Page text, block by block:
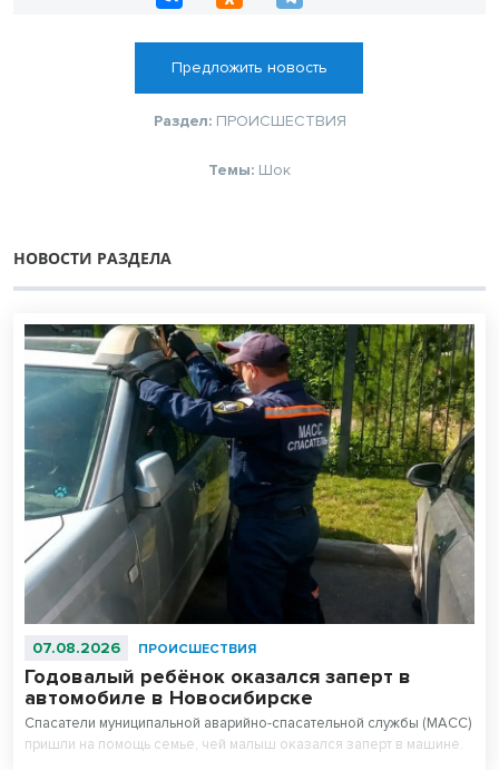
Предложить новость
Раздел: ПРОИСШЕСТВИЯ
Темы: Шок
НОВОСТИ РАЗДЕЛА
07.08.2026 ПРОИСШЕСТВИЯ
Годовалый ребёнок оказался заперт в
автомобиле в Новосибирске
Спасатели муниципальной аварийно-спасательной службы (МАСС)
пришли на помощь семье, чей малыш оказался заперт в машине.